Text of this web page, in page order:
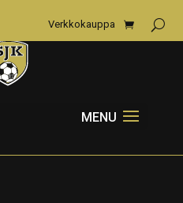
Verkkokauppa